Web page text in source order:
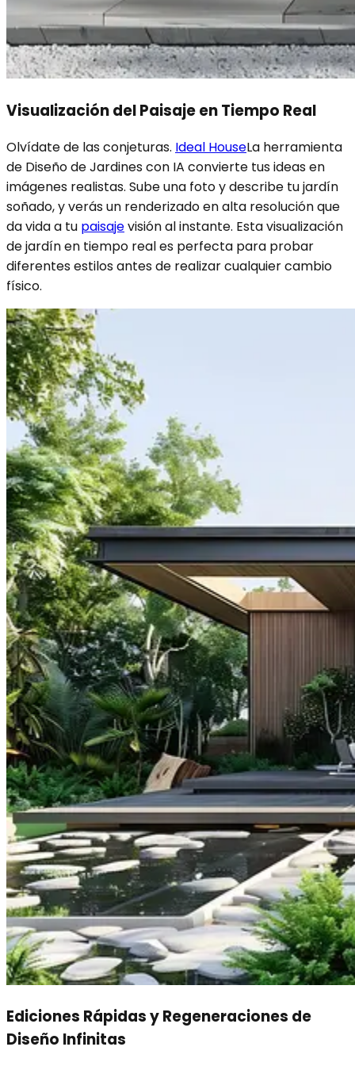
Visualización del Paisaje en Tiempo Real
Olvídate de las conjeturas. Ideal HouseLa herramienta
de Diseño de Jardines con IA convierte tus ideas en
imágenes realistas. Sube una foto y describe tu jardín
soñado, y verás un renderizado en alta resolución que
da vida a tu paisajevisión al instante. Esta visualización
de jardín en tiempo real es perfecta para probar
diferentes estilos antes de realizar cualquier cambio
físico.
Ediciones Rápidas y Regeneraciones de
Diseño Infinitas